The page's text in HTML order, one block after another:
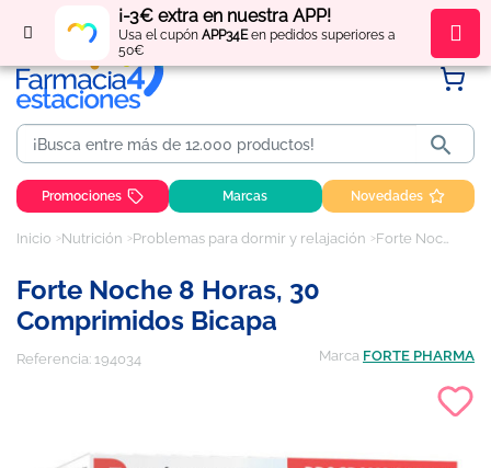
¡-3€ extra en nuestra APP!
Usa el cupón APP34Een pedidos superiores a
50€
Regístratey obténpuntos por tus compras

Promociones Marcas Novedades
Inicio Nutrición Problemas para dormir y relajación Forte Noche 8 horas, 30 comprimidos bicapa
Forte Noche 8 Horas, 30
Comprimidos Bicapa
Referencia: 194034 Marca FORTE PHARMA